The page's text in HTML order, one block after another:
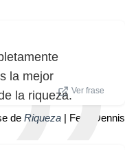
la mejor
la riqueza.Ver frase
de Riqueza | Felix Dennis